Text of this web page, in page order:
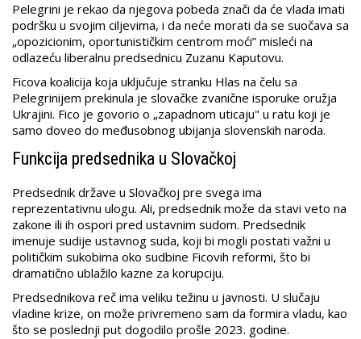
Pelegrini je rekao da njegova pobeda znači da će vlada imati
podršku u svojim ciljevima, i da neće morati da se suočava sa
„opozicionim, oportunističkim centrom moći” misleći na
odlazeću liberalnu predsednicu Zuzanu Kaputovu.
Ficova koalicija koja uključuje stranku Hlas na čelu sa
Pelegrinijem prekinula je slovačke zvanične isporuke oružja
Ukrajini. Fico je govorio o „zapadnom uticaju" u ratu koji je
samo doveo do međusobnog ubijanja slovenskih naroda.
Funkcija predsednika u Slovačkoj
Predsednik države u Slovačkoj pre svega ima
reprezentativnu ulogu. Ali, predsednik može da stavi veto na
zakone ili ih ospori pred ustavnim sudom. Predsednik
imenuje sudije ustavnog suda, koji bi mogli postati važni u
političkim sukobima oko sudbine Ficovih reformi, što bi
dramatično ublažilo kazne za korupciju.
Predsednikova reč ima veliku težinu u javnosti. U slučaju
vladine krize, on može privremeno sam da formira vladu, kao
što se poslednji put dogodilo prošle 2023. godine.